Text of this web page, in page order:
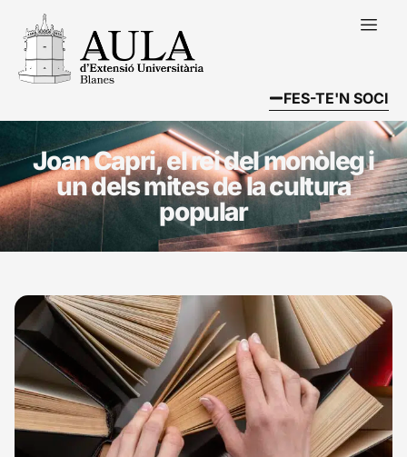
FES-TE'N SOCI
Joan Capri, el rei del monòleg i
un dels mites de la cultura
popular